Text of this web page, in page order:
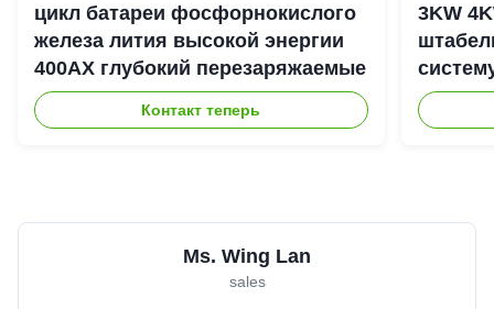
цикл батареи фосфорнокислого
железа лития высокой энергии
400АХ глубокий перезаряжаемые
Контакт теперь
3KW
Ms. Wing Lan
sales